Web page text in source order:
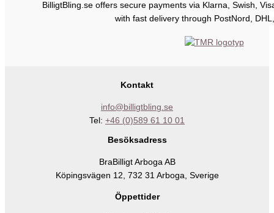
BilligtBling.se offers secure payments via Klarna, Swish,
with fast delivery through PostNord,
Kontakt
info@billigtbling.se
Tel: +46 (0)589 61 10 01
Besöksadress
BraBilligt Arboga AB
Köpingsvägen 12, 732 31 Arboga, Sverige
Öppettider